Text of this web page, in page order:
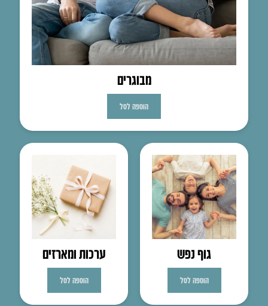
מבוגרים
הוספה לסל
גוף נפש
הוספה לסל
ערכות ומארזים
הוספה לסל